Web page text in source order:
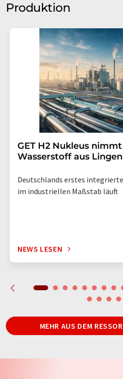
Produktion
GET H2 Nukleus
Wasserstoff aus
Deutschlands erstes
im industriellen Maßstab läuft
NEWS LESEN
MEHR AUS DEM